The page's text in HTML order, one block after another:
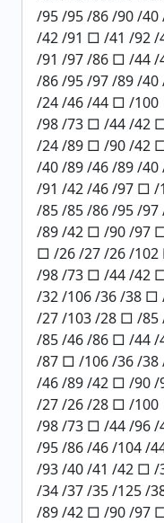
/95 /95 /86 /90 /
/42 /91 □ /41 /92 /
/91 /97 /86 □ /44 /
/86 /95 /97 /89 /
/24 /46 /44 □ /100
/98 /73 □ /44 /42
/24 /89 □ /90 /42
/40 /89 /46 /89 /
/91 /42 /46 /97 □ /
/85 /85 /86 /95 /
/89 /42 □ /90 /97
□ /26 /27 /26 /
/98 /73 □ /44 /42
/32 /106 /36 /38 □
/27 /103 /28 □ /85
/85 /46 /86 □ /44 /
/87 □ /106 /36 /
/46 /89 /42 □ /90
/27 /26 /28 □ /100
/98 /73 □ /44 /96 /
/95 /86 /46 /104 /
/93 /40 /41 /42 □ /
/34 /37 /35 /125 /
/89 /42 □ /90 /97